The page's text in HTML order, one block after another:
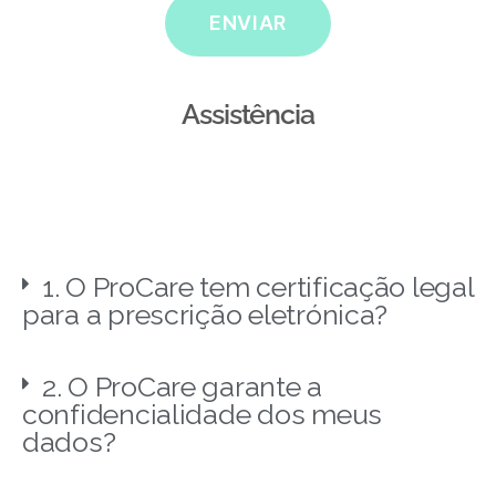
ENVIAR
Assistência
1. O ProCare tem certificação legal
para a prescrição eletrónica?
2. O ProCare garante a
confidencialidade dos meus
dados?